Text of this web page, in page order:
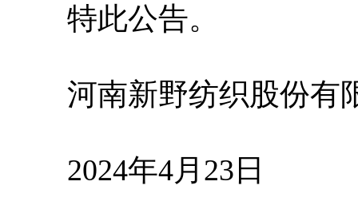
特此公告。
河南新野纺织股份有
2024年4月23日